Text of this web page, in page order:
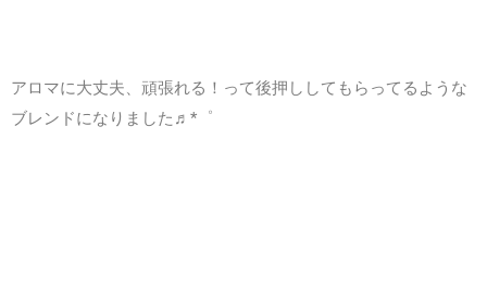
アロマに大丈夫、頑張れる！って後押ししてもらってるような
ブレンドになりました♬*゜